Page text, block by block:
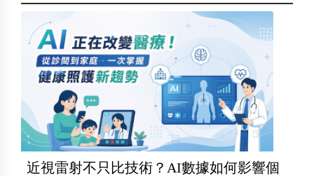
近視雷射不只比技術？AI數據如何影響個